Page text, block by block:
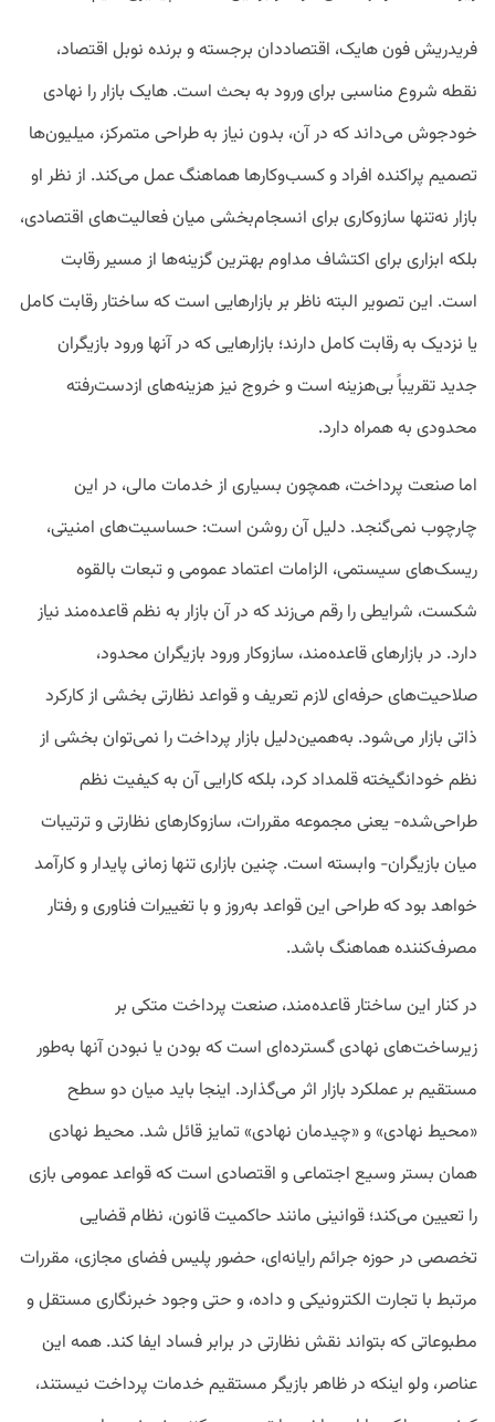
فریدریش فون هایک، اقتصاددان برجسته و برنده نوبل اقتصاد،
نقطه شروع مناسبی برای ورود به بحث است. هایک بازار را نهادی
خودجوش می‌داند که در آن، بدون نیاز به طراحی متمرکز، میلیون‌ها
تصمیم پراکنده افراد و کسب‌وکارها هماهنگ عمل می‌کند. از نظر او
بازار نه‌تنها سازوکاری برای انسجام‌بخشی میان فعالیت‌های اقتصادی،
بلکه ابزاری برای اکتشاف مداوم بهترین گزینه‌ها از مسیر رقابت
است. این تصویر البته ناظر بر بازارهایی است که ساختار رقابت کامل
یا نزدیک به رقابت کامل دارند؛ بازارهایی که در آنها ورود بازیگران
جدید تقریباً بی‌هزینه است و خروج نیز هزینه‌های از‌دست‌رفته
محدودی به همراه دارد.
اما صنعت پرداخت، همچون بسیاری از خدمات مالی، در این
چارچوب نمی‌گنجد. دلیل آن روشن است: حساسیت‌های امنیتی،
ریسک‌های سیستمی، الزامات اعتماد عمومی و تبعات بالقوه
شکست، شرایطی را رقم می‌زند که در آن بازار به نظم قاعده‌مند نیاز
دارد. در بازارهای قاعده‌مند، سازوکار ورود بازیگران محدود،
صلاحیت‌های حرفه‌ای لازم تعریف و قواعد نظارتی بخشی از کارکرد
ذاتی بازار می‌شود. به‌همین‌دلیل بازار پرداخت را نمی‌توان بخشی از
نظم خودانگیخته قلمداد کرد، بلکه کارایی آن به کیفیت نظم
طراحی‌شده- یعنی مجموعه مقررات، سازوکارهای نظارتی و ترتیبات
میان بازیگران- وابسته است. چنین بازاری تنها زمانی پایدار و کارآمد
خواهد بود که طراحی این قواعد به‌روز و با تغییرات فناوری و رفتار
مصرف‌کننده هماهنگ باشد.
در کنار این ساختار قاعده‌مند، صنعت پرداخت متکی بر
زیرساخت‌های نهادی گسترده‌ای است که بودن یا نبودن آنها به‌طور
مستقیم بر عملکرد بازار اثر می‌گذارد. اینجا باید میان دو سطح
«محیط نهادی» و «چیدمان نهادی» تمایز قائل شد. محیط نهادی
همان بستر وسیع اجتماعی و اقتصادی است که قواعد عمومی بازی
را تعیین می‌کند؛ قوانینی مانند حاکمیت قانون، نظام قضایی
تخصصی در حوزه جرائم رایانه‌ای، حضور پلیس فضای مجازی، مقررات
مرتبط با تجارت الکترونیکی و داده، و حتی وجود خبرنگاری مستقل و
مطبوعاتی که بتواند نقش نظارتی در برابر فساد ایفا کند. همه این
عناصر، ولو اینکه در ظاهر بازیگر مستقیم خدمات پرداخت نیستند،